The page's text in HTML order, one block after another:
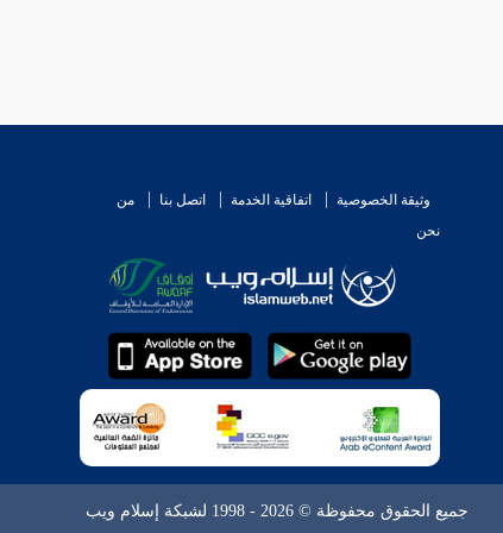
وثيقة الخصوصية اتفاقية الخدمة اتصل بنا
من
نحن
جميع الحقوق محفوظة © 2026 - 1998 لشبكة إسلام ويب